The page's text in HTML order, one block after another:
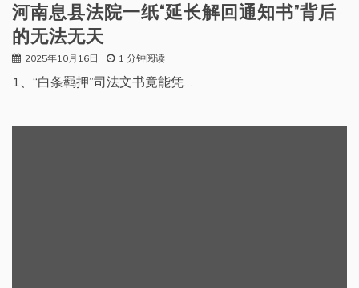
河南息县法院一纸“延长解回通知书”背后
的无法无天
2025年10月16日 1 分钟阅读
1、“白条羁押”司法文书竟能凭…